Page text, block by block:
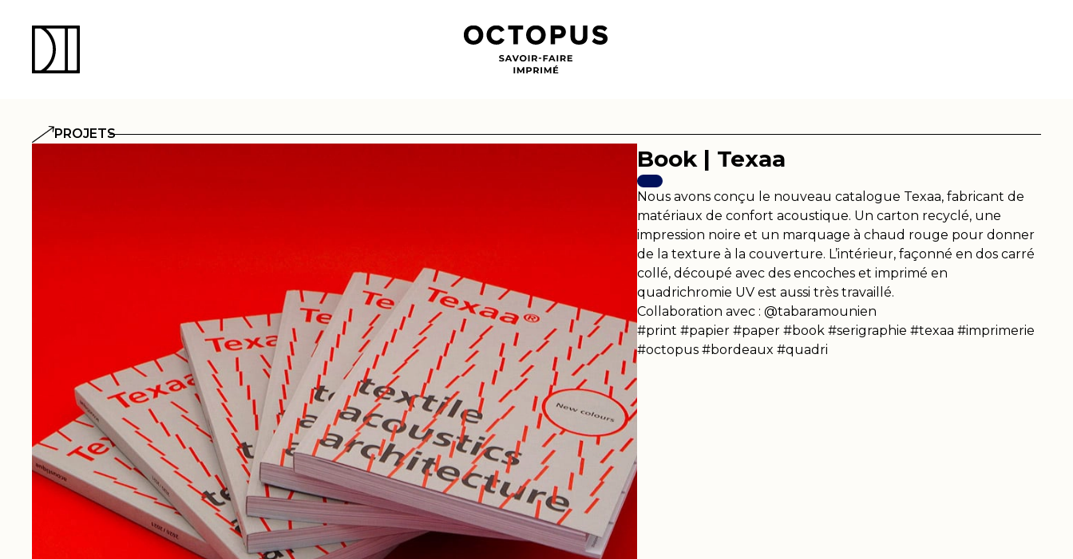
PROJETS
Book | Texaa
Nous avons conçu le nouveau catalogue Texaa, fabricant de
matériaux de confort acoustique. Un carton recyclé, une
impression noire et un marquage à chaud rouge pour donner
de la texture à la couverture. L’intérieur, façonné en dos carré
collé, découpé avec des encoches et imprimé en
quadrichromie UV est aussi très travaillé.
Collaboration avec : @tabaramounien
#print #papier #paper #book #serigraphie #texaa #imprimerie
#octopus #bordeaux #quadri